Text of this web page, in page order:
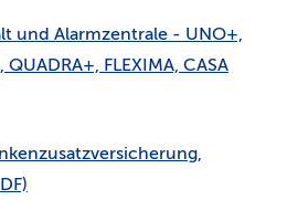
und Alarmzentrale - UNO+,
FLEXIMA, CASA